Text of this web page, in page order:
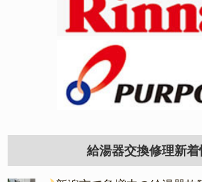
給湯器交換修理新着